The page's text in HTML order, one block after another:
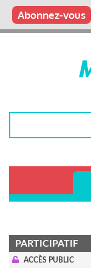
Aller
contenu
Main
Qui sommes nous ?
Vous publiez
Nous publions
Contactez-nous
Abonnez-vous
PARTICIPATIF
ACCÈS PUBLIC